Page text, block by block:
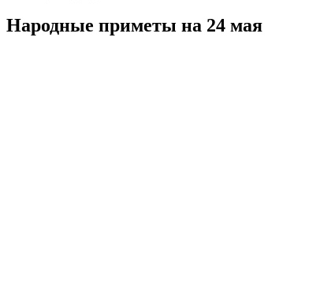
Народные приметы на 24 мая